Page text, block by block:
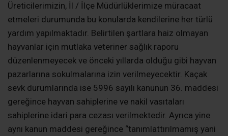
Üreticilerimizin, İl / İlçe Müdürlüklerimize müracaat
etmeleri durumunda bu konularda kendilerine her türlü
yardım yapılmaktadır. Belirtilen şartlara haiz olmayan
hayvanlar için mutlaka veteriner sağlık raporu
düzenlenmeyecek ve önceki yıllarda olduğu gibi hayvan
pazarlarına sokulmalarına izin verilmeyecektir. Kaçak
sevk durumlarında ise 5996 sayılı kanunun 36. maddesi
gereğince hayvan sahiplerine ve nakil vasıtaları
sahiplerine idari para cezası verilmektedir. Ayrıca yine
aynı kanun maddesi gereğince “tanımlattırılmamış yani